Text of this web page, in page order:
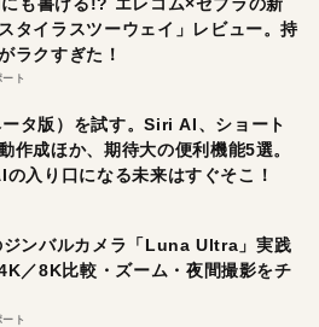
タイラスツーウェイ」レビュー。持
ラクすぎた！
ート
タ版）を試す。Siri AI、ショート
作成ほか、期待大の便利機能5選。
入り口になる未来はすぐそこ！
ンバルカメラ「Luna Ultra」実践
／8K比較・ズーム・夜間撮影をチ
ート